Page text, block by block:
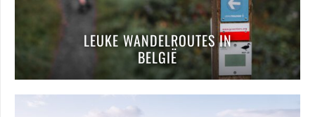
LEUKE WANDELROUTES IN
BELGIË